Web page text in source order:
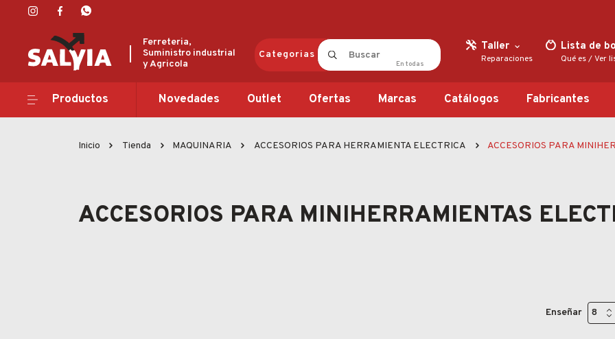
Ferreteria,
Suministro industrial
y Agricola
Categorias
En todas
Taller
Reparaciones
Lista de
Qué es/Ver
Productos
Novedades
Productos Novedades Outlet Ofertas Marcas Catálogos Fabricantes
Inicio Tienda MAQUINARIA ACCESORIOS PARA HERRAMIENTA ELECTRICA ACCESORIOS PARA
ACCESORIOS PARA MINIHERRAMIENTAS
Enseñar